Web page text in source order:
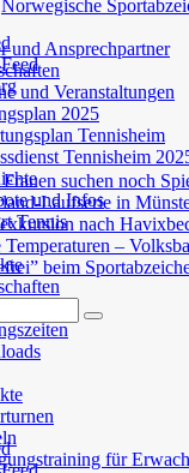
Norwegische
und Ansprechpartner
und Veranstaltungen
2025
Tennisheim
Tennisheim
und Infos
Tennis
für
suchen noch
Laufserie in
nach
–
beim